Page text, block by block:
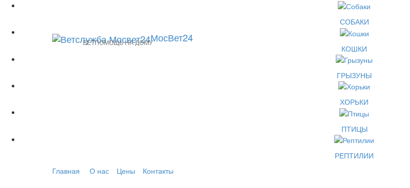
СОБАКИ
КОШКИ
ГРЫЗУНЫ
ХОРЬКИ
ПТИЦЫ
РЕПТИЛИИ
Главная
О нас Цены Контакты
МосВет24
ВЕТПОМОЩЬ НА ДОМУ